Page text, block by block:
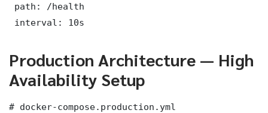
path: /health
interval: 10s
Production Architecture — High
Availability Setup
# docker-compose.production.yml